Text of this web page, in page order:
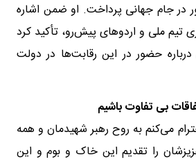
جام جهانی پرداخت. او ضمن اشاره
تیم ملی و اردوهای پیش‌رو، تأکید کرد
حضور در این رقابت‌ها در دولت
بی تفاوت باشیم
می‌کنم به روح رهبر شهیدمان و همه
را تقدیم این خاک و بوم و این